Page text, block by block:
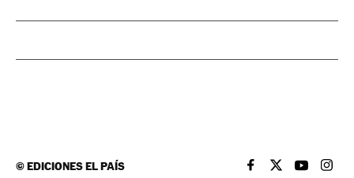
©EDICIONES EL PAÍS EL PAÍS BRASIL EN
EL PAÍSEL PAÍS
EL